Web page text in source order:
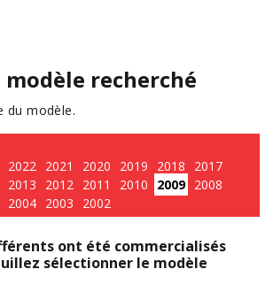
modèle recherché
du modèle.
2022 2021 2020 2019 2018
2017
2013 2012 2011 2010 2009 2008
2004 2003 2002
ont été commercialisés
sélectionner le modèle